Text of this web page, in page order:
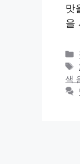
맛
을
색